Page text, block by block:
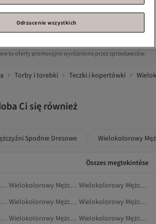
1
to oferty promocyjne wyróżnione przez sprzedawców.
Torby i torebki Teczki i kopertówki
Ci się również
Spodnie Dresowe Wielokolorowy
Összes megtekintése
Wielokolorowy Mężczyźni Dresy Wielokolorowy Mężczyźni Szaliki I Szale
Wielokolorowy Mężczyźni Okulary Przeciwsłoneczne
Wielokolorowy Mężczyźni Gorsety
Wielokolorowy Mężczyźni Torebki Na Ramię
Wielokolorowy Mężczyźni Korony, Opaski Do Włosów I Spinki
Wielokolorowy Mężczyźni Marynarki I Kamizelki
Wielokolorowy Mężczyźni Szaliki
Wielokolorowy Mężczyźni Akcesoria Do Włosów
Odrzucenie wszystkich